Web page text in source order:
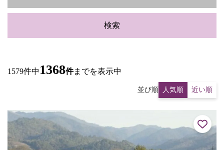
検索
1579件中 1368件までを表示中
並び順 人気順 近い順